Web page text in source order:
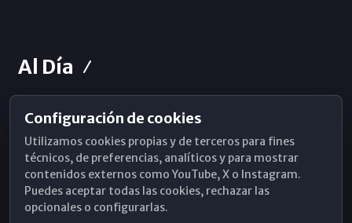
Al Día
Horarios de Misa
Hemeroteca
WhatsApp
Configuración de cookies
Utilizamos cookies propias y de terceros para fines
técnicos, de preferencias, analíticos y para mostrar
contenidos externos como YouTube, X o Instagram.
Puedes aceptar todas las cookies, rechazar las
opcionales o configurarlas.